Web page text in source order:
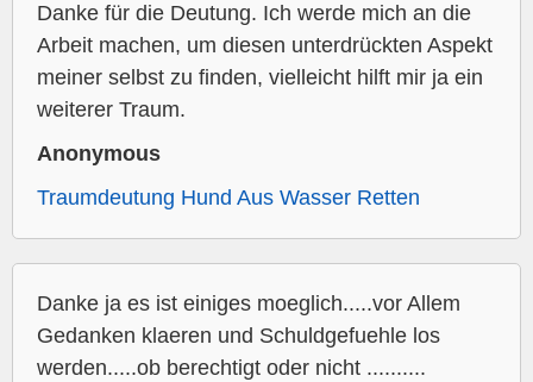
Danke für die Deutung. Ich werde mich an die
Arbeit machen, um diesen unterdrückten Aspekt
meiner selbst zu finden, vielleicht hilft mir ja ein
weiterer Traum.
Anonymous
Traumdeutung Hund Aus Wasser Retten
Danke ja es ist einiges moeglich.....vor Allem
Gedanken klaeren und Schuldgefuehle los
werden.....ob berechtigt oder nicht ..........